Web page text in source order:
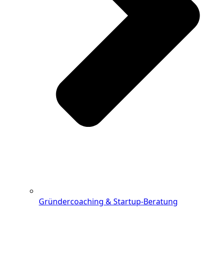
Gründercoaching & Startup-Beratung